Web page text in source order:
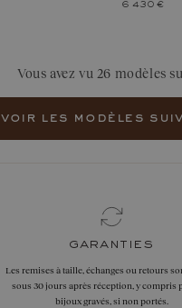
6 430 €
Vous avez vu 26 modèles
voir les modèles
garanties
Les remises à taille, échanges ou retours
sous 30 jours après réception, y compris
bijoux gravés, si non portés.